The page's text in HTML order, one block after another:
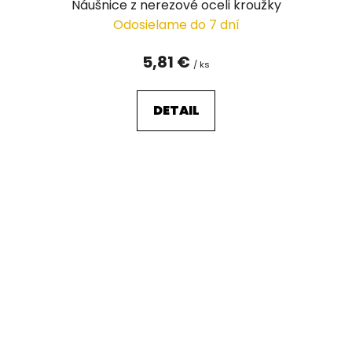
Náušnice z nerezové oceli kroužky
Odosielame do 7 dní
5,81 € / ks
DETAIL